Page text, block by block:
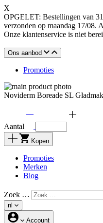
X
OPGELET: Bestellingen van
verzonden op maandag 17/08.
Onze klantenservice is niet
Ons aanbod
Promoties
Noviderm Boreade SL
Aantal
Kopen
Promoties
Merken
Blog
Zoek …
nl
Account